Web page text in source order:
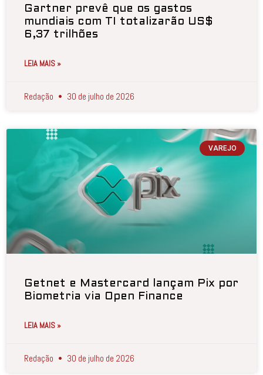
Gartner prevê que os gastos
mundiais com TI totalizarão US$
6,37 trilhões
LEIA MAIS »
Redação 30 de julho de 2026
VAREJO
Getnet e Mastercard lançam Pix por
Biometria via Open Finance
LEIA MAIS »
Redação 30 de julho de 2026